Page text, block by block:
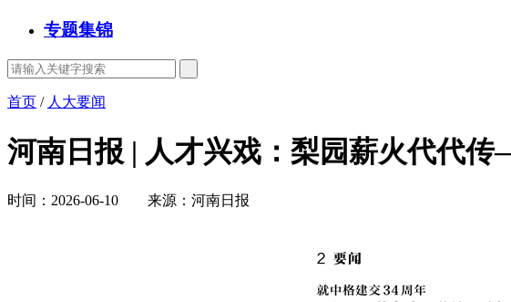
专题集锦
首页 / 人大要闻
河南日报 | 人才兴戏：梨园薪火代代
时间：2026-06-10 来源：河南日报